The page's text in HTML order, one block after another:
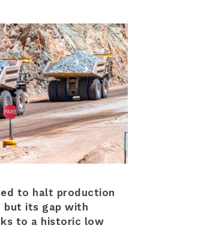
to halt production
but its gap with
to a historic low